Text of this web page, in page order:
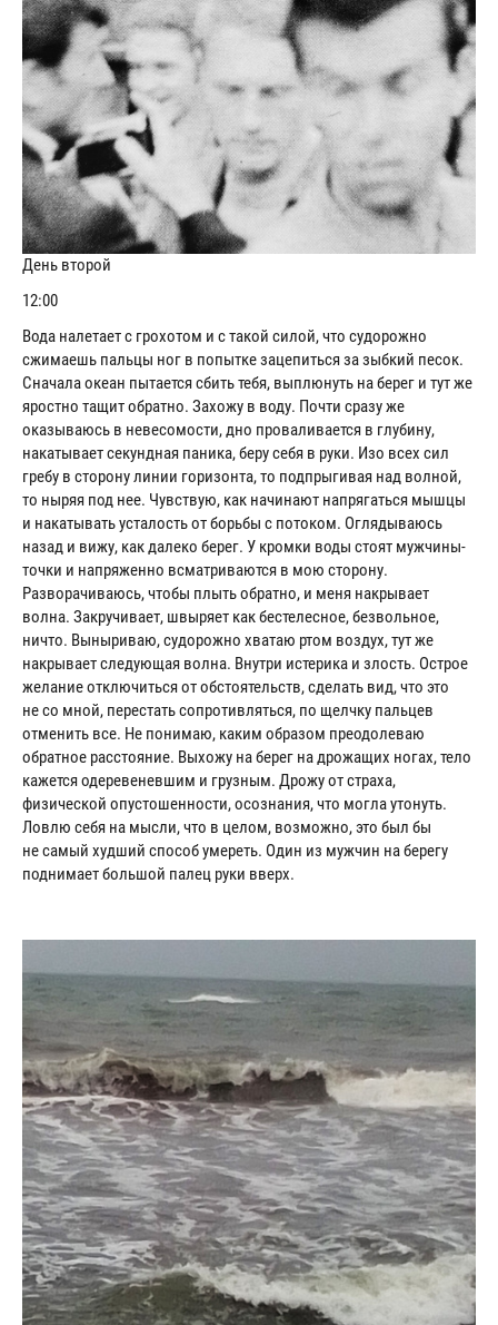
День второй
12:00
Вода налетает с грохотом и с такой силой, что судорожно
сжимаешь пальцы ног в попытке зацепиться за зыбкий песок.
Сначала океан пытается сбить тебя, выплюнуть на берег и тут же
яростно тащит обратно. Захожу в воду. Почти сразу же
оказываюсь в невесомости, дно проваливается в глубину,
накатывает секундная паника, беру себя в руки. Изо всех сил
гребу в сторону линии горизонта, то подпрыгивая над волной,
то ныряя под нее. Чувствую, как начинают напрягаться мышцы
и накатывать усталость от борьбы с потоком. Оглядываюсь
назад и вижу, как далеко берег. У кромки воды стоят мужчины-
точки и напряженно всматриваются в мою сторону.
Разворачиваюсь, чтобы плыть обратно, и меня накрывает
волна. Закручивает, швыряет как бестелесное, безвольное,
ничто. Выныриваю, судорожно хватаю ртом воздух, тут же
накрывает следующая волна. Внутри истерика и злость. Острое
желание отключиться от обстоятельств, сделать вид, что это
не со мной, перестать сопротивляться, по щелчку пальцев
отменить все. Не понимаю, каким образом преодолеваю
обратное расстояние. Выхожу на берег на дрожащих ногах, тело
кажется одеревеневшим и грузным. Дрожу от страха,
физической опустошенности, осознания, что могла утонуть.
Ловлю себя на мысли, что в целом, возможно, это был бы
не самый худший способ умереть. Один из мужчин на берегу
поднимает большой палец руки вверх.